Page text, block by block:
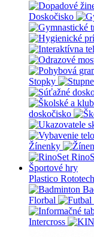
Doskočisko
Stopky
doskočisko
Žínenky
Športové hry
Plastico Rototech
Florbal
Intercross